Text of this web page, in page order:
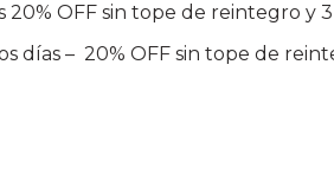
20% OFF sin tope de reintegro y
días – 20% OFF sin tope de